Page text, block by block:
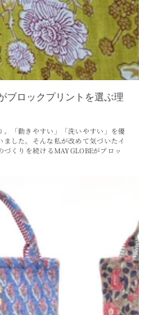
ブロックプリントを選ぶ理
「動きやすい」「洗いやすい」を優
した。そんな私が改めて気づいたイ
くりを続けるMAYGLOBEがブロッ